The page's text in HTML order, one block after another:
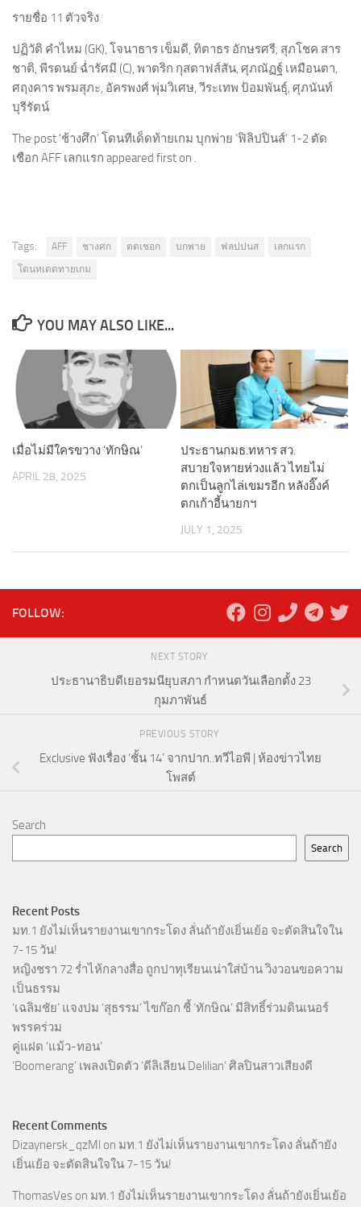
รายชื่อ 11 ตัวจริง
ปฏิวัติ คำไหม (GK), โจนาธาร เข็มดี, ทิตาธร อักษรศรี, สุภโชค สาร
ชาติ, พีรดนย์ ฉ่ำรัศมี (C), พาตริก กุสตาฟส์สัน, ศุภณัฏฐ์ เหมือนตา,
ศฤงคาร พรมสุภะ, อัครพงศ์ พุ่มวิเศษ, วีระเทพ ป้อมพันธุ์, ศุภนันท์
บุรีรัตน์
The post ‘ช้างศึก’ โดนทีเด็ดท้ายเกม บุกพ่าย ‘ฟิลิปปินส์’ 1-2 ตัด
เชือก AFF เลกแรก appeared first on .
Tags: AFF ชางศก ตดเชอก บกพาย ฟลปปนส
เลกแรก
โดนทเดดทายเกม
YOU MAY ALSO LIKE...
เมื่อไม่มีใครขวาง ‘ทักษิณ’
APRIL 28, 2025
ประธานกมธ.ทหาร สว.
สบายใจหายห่วงแล้ว ไทยไม่
ตกเป็นลูกไล่เขมรอีก หลังอิ๊งค์
ตกเก้าอี้นายกฯ
JULY 1, 2025
FOLLOW:
NEXT STORY
ประธานาธิบดีเยอรมนียุบสภา กำหนดวันเลือกตั้ง 23
กุมภาพันธ์
PREVIOUS STORY
Exclusive ฟังเรื่อง ‘ชั้น 14’ จากปาก..ทวีไอพี | ห้องข่าวไทย
โพสต์
Search
Search
Recent Posts
มท.1 ยังไม่เห็นรายงานเขากระโดง ลั่นถ้ายังเยิ่นเย้อ จะตัดสินใจใน
7-15 วัน!
หญิงชรา 72 ร่ำไห้กลางสื่อ ถูกปาทุเรียนเน่าใส่บ้าน วิงวอนขอความ
เป็นธรรม
‘เฉลิมชัย’ แจงปม ‘สุธรรม’ ไขก๊อก ชี้ ‘ทักษิณ’ มีสิทธิ์ร่วมดินเนอร์
พรรคร่วม
คู่แฝด ‘แม้ว-ทอน’
‘Boomerang’ เพลงเปิดตัว ‘ดีลิเลียน Delilian’ ศิลปินสาวเสียงดี
Recent Comments
Dizaynersk_qzMl on มท.1 ยังไม่เห็นรายงานเขากระโดง ลั่นถ้ายัง
เยิ่นเย้อ จะตัดสินใจใน 7-15 วัน!
ThomasVes on มท.1 ยังไม่เห็นรายงานเขากระโดง ลั่นถ้ายังเยิ่นเย้อ